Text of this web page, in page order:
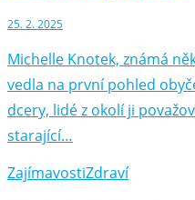
25. 2. 2025
Michelle Knotek, známá
vedla na první pohled
dcery, lidé z okolí ji
starající…
ZajímavostiZdraví